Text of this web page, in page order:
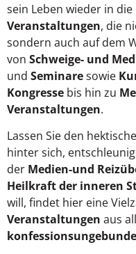
sein Leben wieder in
Veranstaltungen, die
sondern auch auf dem
von Schweige- und
und Seminaresowie
Kongresse bis hin zu
Veranstaltungen.
Lassen Sie den
hinter sich,
der Medien-und
Heilkraft der inneren
will, findet hier eine
Veranstaltungen aus